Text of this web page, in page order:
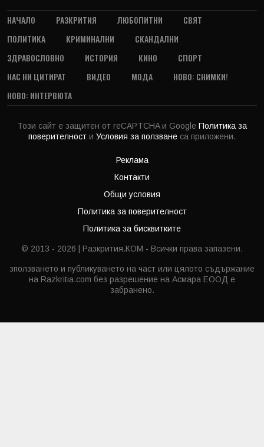
НАЧАЛО РАЗКРИТИЯ ЛЮБОПИТНИ
СВЯТ
ПОЛИТИКА
КРИМИНАЛНИ
СКАНДАЛНИ
ЗДРАВОСЛОВНО
ИСТОРИЯ КИНО
СПОРТ
НАС НИ ЦИТИРАТ
ВИДЕО МОДА
НОВО: СНИМКИ!
НОВО: ИНТЕРВЮТА
Този сайт е защитен от reCAPTCHA и Google Политика за
поверителност и Условия за ползване са приложени.
Реклама
Контакти
Общи условия
Политика за поверителност
Политика за бисквитките
© 2013 - 2026 | Разкрития.КОМ - Всички права запазени.
зползването и публикуването на част или цялото съдържание
на Razkritia.com без разрешение на Асмара ЕООД е
забранено.